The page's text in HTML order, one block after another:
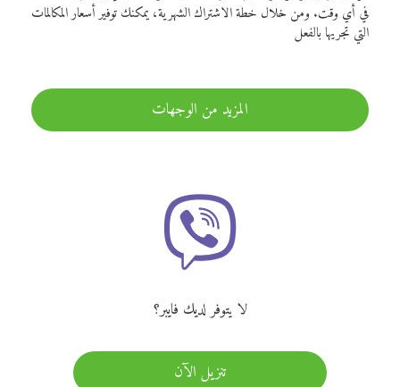
في أي وقت. ومن خلال خطة الاشتراك الشهرية، يمكنك توفير أسعار المكالمات
التي تجريها بالفعل
المزيد من الوجهات
لا يتوفر لديك فايبر؟
تنزيل الآن